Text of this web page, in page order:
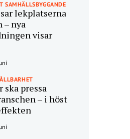
SAMHÄLLSBYGGANDE
lekplatserna
– nya
visar
ska pressa
– i höst